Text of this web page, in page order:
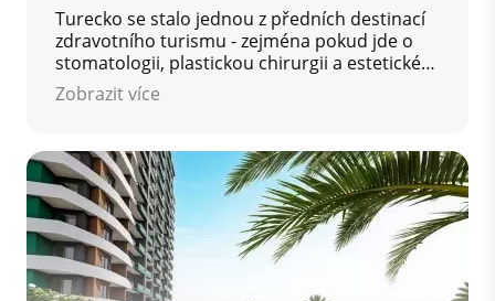
Turecko se stalo jednou z předních destinací
zdravotního turismu - zejména pokud jde o
stomatologii, plastickou chirurgii a estetické
výkony. Zde jsou klíčové důvody, proč lidé z
celého světa přijíždějí právě sem do Turecka
Zobrazit více